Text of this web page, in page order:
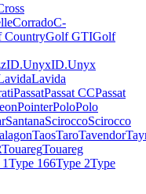
CorradoC-
CountryGolf GTIGolf
ID.UnyxID.Unyx
Lavida
PassatPassat CCPassat
PointerPoloPolo
SantanaSciroccoScirocco
TaosTaroTavendor
TouaregTouareg
Type 166Type 2Type